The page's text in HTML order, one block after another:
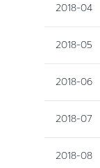
2018-04
2018-05
2018-06
2018-07
2018-08